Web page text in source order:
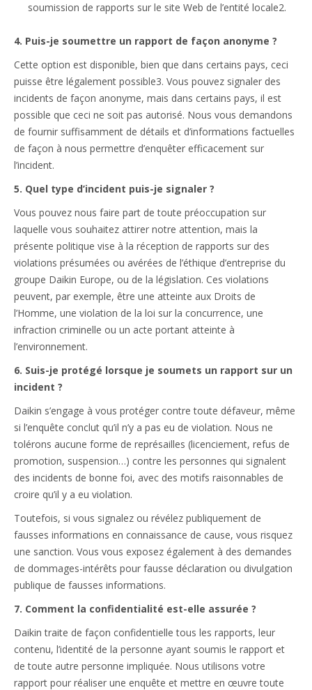
soumission de rapports sur le site Web de l’entité locale2.
4. Puis-je soumettre un rapport de façon anonyme ?
Cette option est disponible, bien que dans certains pays, ceci
puisse être légalement possible3. Vous pouvez signaler des
incidents de façon anonyme, mais dans certains pays, il est
possible que ceci ne soit pas autorisé. Nous vous demandons
de fournir suffisamment de détails et d’informations factuelles
de façon à nous permettre d’enquêter efficacement sur
l’incident.
5. Quel type d’incident puis-je signaler ?
Vous pouvez nous faire part de toute préoccupation sur
laquelle vous souhaitez attirer notre attention, mais la
présente politique vise à la réception de rapports sur des
violations présumées ou avérées de l’éthique d’entreprise du
groupe Daikin Europe, ou de la législation. Ces violations
peuvent, par exemple, être une atteinte aux Droits de
l’Homme, une violation de la loi sur la concurrence, une
infraction criminelle ou un acte portant atteinte à
l’environnement.
6. Suis-je protégé lorsque je soumets un rapport sur un
incident ?
Daikin s’engage à vous protéger contre toute défaveur, même
si l’enquête conclut qu’il n’y a pas eu de violation. Nous ne
tolérons aucune forme de représailles (licenciement, refus de
promotion, suspension…) contre les personnes qui signalent
des incidents de bonne foi, avec des motifs raisonnables de
croire qu’il y a eu violation.
Toutefois, si vous signalez ou révélez publiquement de
fausses informations en connaissance de cause, vous risquez
une sanction. Vous vous exposez également à des demandes
de dommages-intérêts pour fausse déclaration ou divulgation
publique de fausses informations.
7. Comment la confidentialité est-elle assurée ?
Daikin traite de façon confidentielle tous les rapports, leur
contenu, l’identité de la personne ayant soumis le rapport et
de toute autre personne impliquée. Nous utilisons votre
rapport pour réaliser une enquête et mettre en œuvre toute